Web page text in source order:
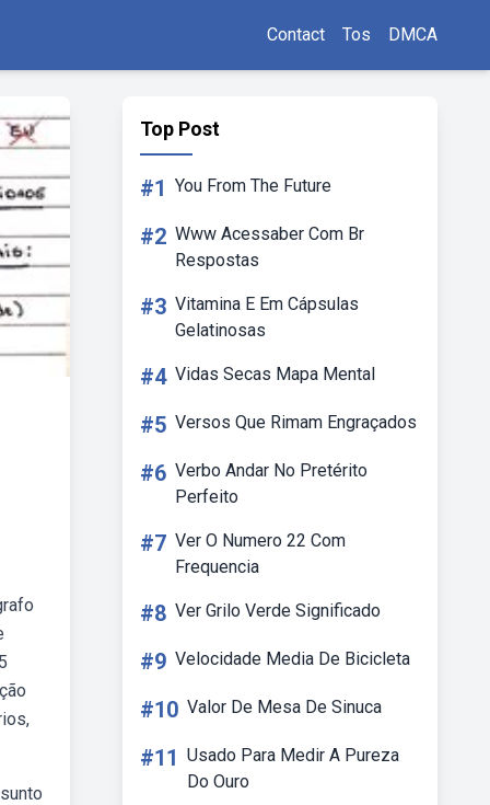
Contact Tos DMCA
Top Post
#1 You From The Future
#2 Www Acessaber Com Br
Respostas
#3 Vitamina E Em Cápsulas
Gelatinosas
#4 Vidas Secas Mapa Mental
#5 Versos Que Rimam Engraçados
#6 Verbo Andar No Pretérito
Perfeito
#7 Ver O Numero 22 Com
Frequencia
#8 Ver Grilo Verde Significado
#9 Velocidade Media De Bicicleta
#10 Valor De Mesa De Sinuca
#11 Usado Para Medir A Pureza
Do Ouro